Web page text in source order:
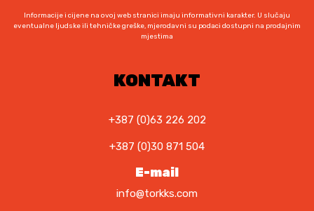
Informacije i cijene na ovoj web stranici imaju informativni karakter. U slučaju
eventualne ljudske ili tehničke greške, mjerodavni su podaci dostupni na prodajnim
mjestima
KONTAKT
+387 (0)63 226 202
+387 (0)30 871 504
E-mail
info@torkks.com